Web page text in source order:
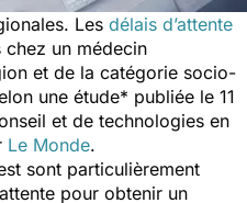
Les délais d’attente
un médecin
et de la catégorie socio-
une étude* publiée le 11
et de technologies en
Le Monde.
sont particulièrement
pour obtenir un